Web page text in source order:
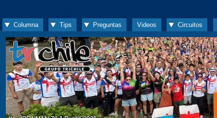
Columna Tips Preguntas Videos Circuitos